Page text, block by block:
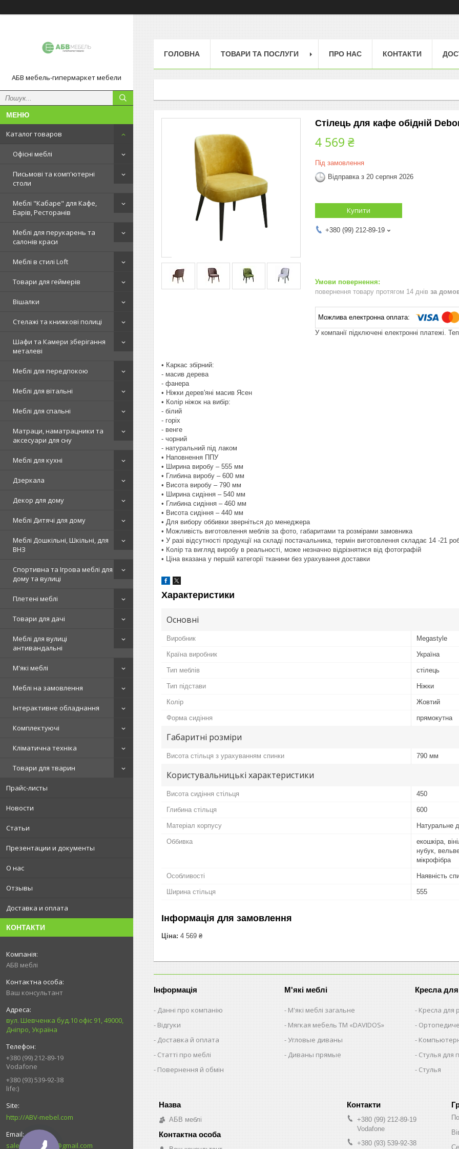
АБВ мебель-гипермаркет мебели
Каталог товаров
Офісні меблі
Письмові та комп'ютерні
столи
Меблі "Кабаре" для Кафе,
Барів, Ресторанів
Меблі для перукарень та
салонів краси
Меблі в стилі Loft
Товари для геймерів
Вішалки
Стелажі та книжкові полиці
Шафи та Камери зберігання
металеві
Меблі для передпокою
Меблі для вітальні
Меблі для спальні
Матраци, наматрацники та
аксесуари для сну
Меблі для кухні
Дзеркала
Декор для дому
Меблі Дитячі для дому
Меблі Дошкільні, Шкільні, для
ВНЗ
Спортивна та Ігрова меблі для
дому та вулиці
Плетені меблі
Товари для дачі
Меблі для вулиці
антивандальні
М'які меблі
Меблі на замовлення
Інтерактивне обладнання
Комплектуючі
Кліматична техніка
Товари для тварин
Прайс-листы
Новости
Статьи
Презентации и документы
О нас
Отзывы
Доставка и оплата
КОНТАКТИ
АБВ меблі
Ваш консультант
вул. Шевченка буд.10 офіс 91, 49000,
Дніпро, Україна
+380 (99) 212-89-19
Vodafone
+380 (93) 539-92-38
life:)
http://ABV-mebel.com
sales.abvmebel@gmail.com
ГОЛОВНА ТОВАРИ ТА ПОСЛУГИ ПРО НАС КОНТАКТИ
Стілець для кафе обідній
4 569 ₴
Під замовлення
Відправка з 20 серпня 2026
Купити
+380 (99) 212-89-19
повернення товару протягом 14 днів за
У компанії підключені електронні платежі.
• Каркас збірний:
- масив дерева
- фанера
• Ніжки дерев'яні масив Ясен
• Колір ніжок на вибір:
- білий
- горіх
- венге
- чорний
- натуральний під лаком
• Наповнення ППУ
• Ширина виробу – 555 мм
• Глибина виробу – 600 мм
• Висота виробу – 790 мм
• Ширина сидіння – 540 мм
• Глибина сидіння – 460 мм
• Висота сидіння – 440 мм
• Для вибору оббивки зверніться до менеджера
• Можливість виготовлення меблів за фото, габаритами та розмірами замовника
• У разі відсутності продукції на складі постачальника, термін виготовлення складає 14 -21
• Колір та вигляд виробу в реальності, може незначно відрізнятися від фотографій
• Ціна вказана у першій категорії тканини без урахування доставки
Характеристики
Основні
Виробник Megastyle
Країна виробник Україна
Тип меблів стілець
Тип підстави Ніжки
Колір Жовтий
Форма сидіння прямокутна
Габаритні розміри
Висота стільця з урахуванням спинки 790 мм
Користувальницькі характеристики
Висота сидіння стільця 450
Глибина стільця 600
Матеріал корпусу Натуральне
Оббивка
екошкіра,
нубук,
мікрофібра
Особливості Наявність
Ширина стільця 555
Інформація для замовлення
Ціна: 4 569 ₴
Інформація
Данні про компанію
Відгуки
Доставка й оплата
Статті про меблі
Повернення й обмін
М'які меблі
М'які меблі загальне
Мягкая мебель ТМ «DAVIDOS»
Угловые диваны
Диваны прямые
Кресла
Кресла для
Стулья для
Стулья
АБВ меблі
+380 (99) 212-89-19
Vodafone
+380 (93) 539-92-38